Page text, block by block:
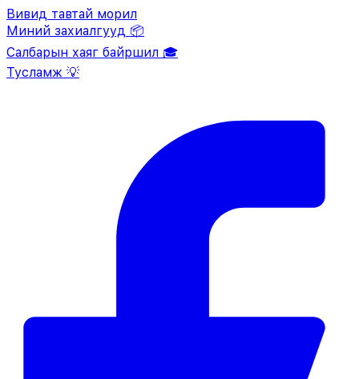
Вивид тавтай морил
Миний захиалгууд 📦
Салбарын хаяг байршил 🎓
Тусламж 💡